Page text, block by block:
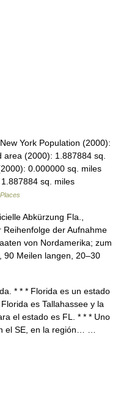
York Population (2000):
(2000): 1.887884 sq.
0.000000 sq. miles
sq. miles
Abkürzung Fla.,
der Aufnahme
von Nordamerika; zum
90 Meilen langen, 20–30
* * * Florida es un estado
es Tallahassee y la
el estado es FL. * * * Uno
el SE, en la región… …